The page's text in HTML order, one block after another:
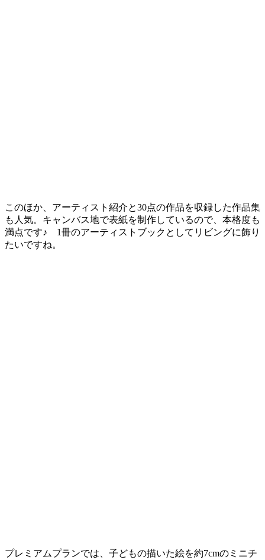
このほか、アーティスト紹介と30点の作品を収録した作品集
も人気。キャンバス地で表紙を制作しているので、本格度も
満点です♪ 1冊のアーティストブックとしてリビングに飾り
たいですね。
プレミアムプランでは、子どもの描いた絵を約7cmのミニチ